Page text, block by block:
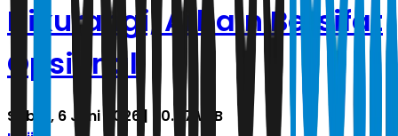
Dikurangi, Arbain Bersifat
Opsional
Sabtu, 6 Juni 2026 | 20.07 WIB